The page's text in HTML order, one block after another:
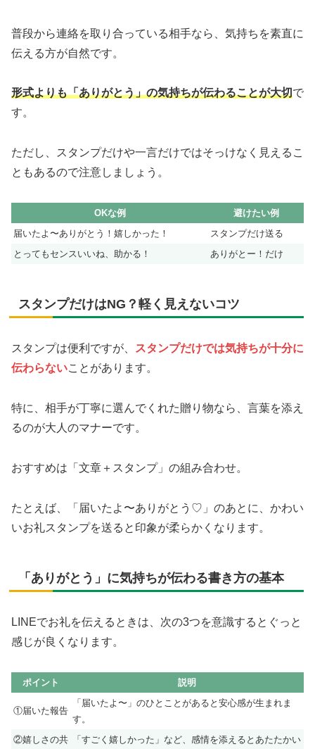
普段から連絡を取り合っている相手なら、気持ちを素直に
伝える方が自然です。
形式よりも「ありがとう」の気持ちが伝わることが大切で
す。
ただし、スタンプだけや一言だけではそっけなく見えるこ
ともあるので注意しましょう。
OKな例
避けたい例
届いたよ〜ありがとう！嬉しかった！
スタンプだけ送る
とってもセンスいいね、助かる！
ありがとー！だけ
スタンプだけはNG？軽く見えないコツ
スタンプは便利ですが、
スタンプだけでは気持ちが十分に
伝わらないことがあります。
特に、相手が丁寧に選んでくれた贈り物なら、言葉を添え
るのが大人のマナーです。
おすすめは「文章＋スタンプ」の組み合わせ。
たとえば、「届いたよ〜ありがとう♡」のあとに、かわい
いお礼スタンプを送ると印象が柔らかくなります。
「ありがとう」に気持ちが伝わる書き方の基本
LINEでお礼を伝えるときは、次の3つを意識するとぐっと
感じが良くなります。
ポイント 説明
①届いた報告
「届いたよ〜」のひとことがあると安心感が生まれま
す。
②嬉しさの共
「すごく嬉しかった」など、感情を添えるとあたたかい